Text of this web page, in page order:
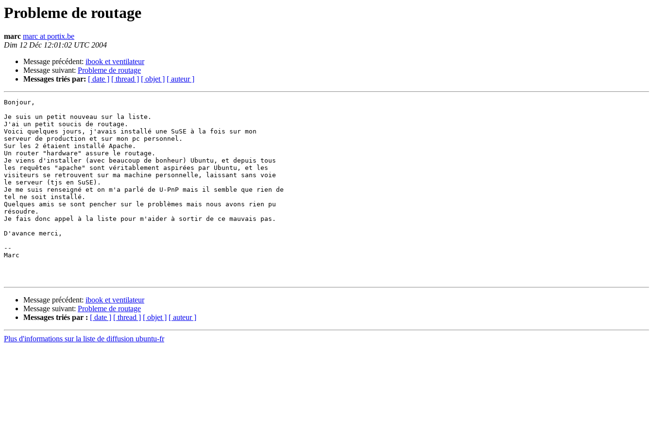
Probleme de routage
marc marc at portix.be
Dim 12 Déc 12:01:02 UTC 2004
Message précédent: ibook et ventilateur
Message suivant: Probleme de routage
Messages triés par: [ date ] [ thread ] [ objet ] [ auteur ]
Bonjour,
Je suis un petit nouveau sur la liste.
J'ai un petit soucis de routage.
Voici quelques jours, j'avais installé une SuSE à la fois sur mon
serveur de production et sur mon pc personnel.
Sur les 2 étaient installé Apache.
Un router "hardware" assure le routage.
Je viens d'installer (avec beaucoup de bonheur) Ubuntu, et depuis tous
les requêtes "apache" sont véritablement aspirées par Ubuntu, et les
visiteurs se retrouvent sur ma machine personnelle, laissant sans voie
le serveur (tjs en SuSE).
Je me suis renseigné et on m'a parlé de U-PnP mais il semble que rien de
tel ne soit installé.
Quelques amis se sont pencher sur le problèmes mais nous avons rien pu
résoudre.
Je fais donc appel à la liste pour m'aider à sortir de ce mauvais pas.
D'avance merci,
--
Marc
Message précédent: ibook et ventilateur
Message suivant: Probleme de routage
Messages triés par : [ date ] [ thread ] [ objet ] [ auteur ]
Plus d'informations sur la liste de diffusion ubuntu-fr